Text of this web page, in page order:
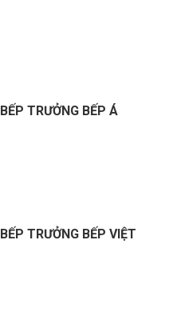
BẾP TRƯỞNG BẾP Á
BẾP TRƯỞNG BẾP VIỆT